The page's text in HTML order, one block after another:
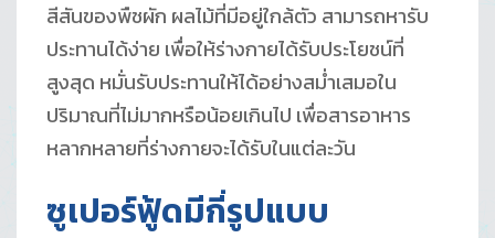
สีสันของพืชผัก ผลไม้ที่มีอยู่ใกล้ตัว สามารถหารับ
ประทานได้ง่าย เพื่อให้ร่างกายได้รับประโยชน์ที่
สูงสุด หมั่นรับประทานให้ได้อย่างสม่ำเสมอใน
ปริมาณที่ไม่มากหรือน้อยเกินไป เพื่อสารอาหาร
หลากหลายที่ร่างกายจะได้รับในแต่ละวัน
ซูเปอร์ฟู้ดมีกี่รูปแบบ